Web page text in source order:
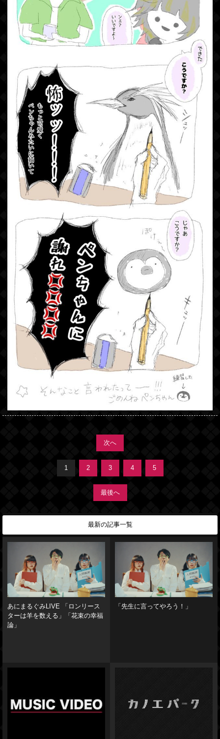
次へ
1 2 3 4 5
最後へ
最新の記事一覧
あにまるぐみLIVE 「ロンリース
ターは羊を数える」「花束の幸福
論」
「先生に言ってやろう！」